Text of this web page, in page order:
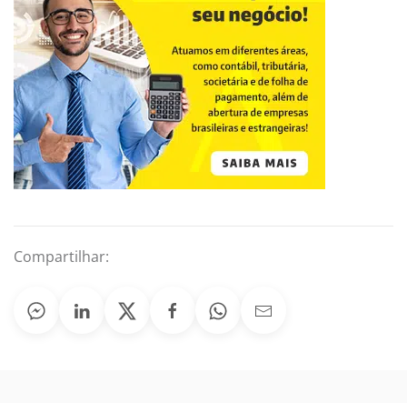
Compartilhar: